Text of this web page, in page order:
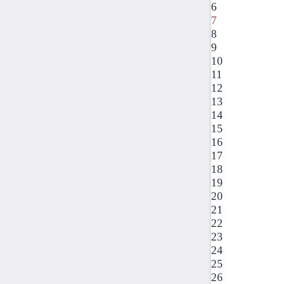
6
7
8
9
10
11
12
13
14
15
16
17
18
19
20
21
22
23
24
25
26